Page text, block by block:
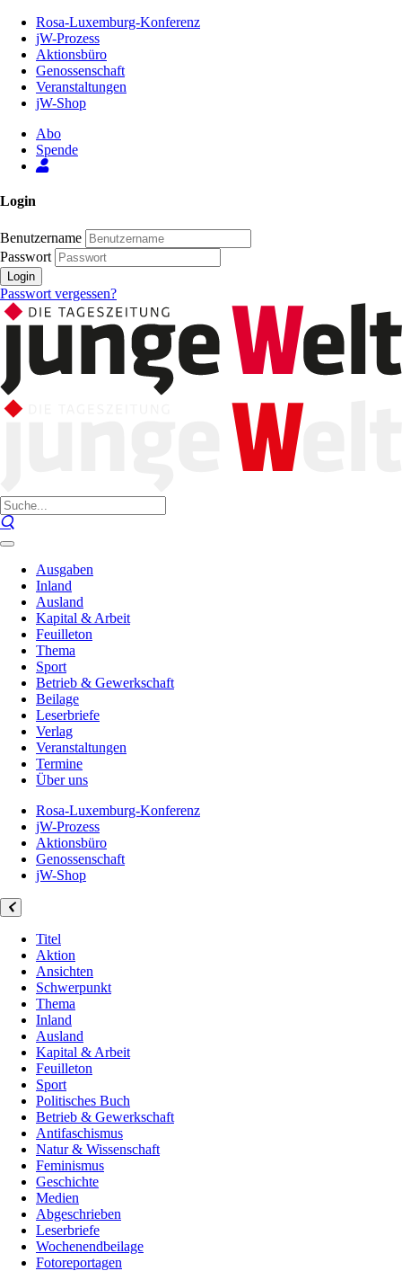
Inhalt
Seite
Rosa-Luxemburg-Konferenz
jW-Prozess
Aktionsbüro
Genossenschaft
Veranstaltungen
jW-Shop
Abo
Spende
Login
Benutzername
Passwort
Login
Passwort vergessen?
Ausgaben
Inland
Ausland
Kapital & Arbeit
Feuilleton
Thema
Sport
Betrieb & Gewerkschaft
Beilage
Leserbriefe
Verlag
Veranstaltungen
Termine
Über uns
Rosa-Luxemburg-Konferenz
jW-Prozess
Aktionsbüro
Genossenschaft
jW-Shop
Titel
Aktion
Ansichten
Schwerpunkt
Thema
Inland
Ausland
Kapital & Arbeit
Feuilleton
Sport
Politisches Buch
Betrieb & Gewerkschaft
Antifaschismus
Natur & Wissenschaft
Feminismus
Geschichte
Medien
Abgeschrieben
Leserbriefe
Wochenendbeilage
Fotoreportagen